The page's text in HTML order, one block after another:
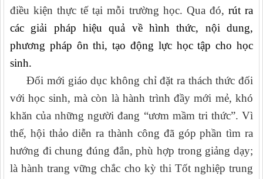
điều kiện thực tế tại mỗi trường học. Qua đó, rút ra
các giải pháp hiệu quả về hình thức, nội dung,
phương pháp ôn thi, tạo động lực học tập cho học
sinh.
Đổi mới giáo dục không chỉ đặt ra thách thức đối
với học sinh, mà còn là hành trình đầy mới mẻ, khó
khăn của những người đang “ươm mầm tri thức”. Vì
thế, hội thảo diễn ra thành công đã góp phần tìm ra
hướng đi chung đúng đắn, phù hợp trong giảng dạy;
là hành trang vững chắc cho kỳ thi Tốt nghiệp trung